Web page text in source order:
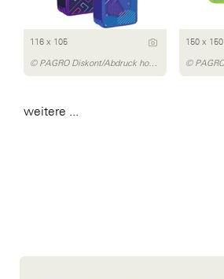
116 x 105
© PAGRO Diskont/Abdruck honorarfrei
150 x 150
weitere ...